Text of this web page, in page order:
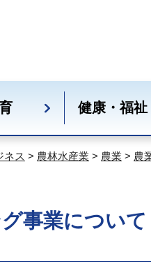
健康・福祉
ネス > 農林水産業 > 農業 > 農
事業について